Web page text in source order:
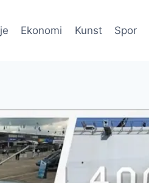
Ekonomi Kunst Spor